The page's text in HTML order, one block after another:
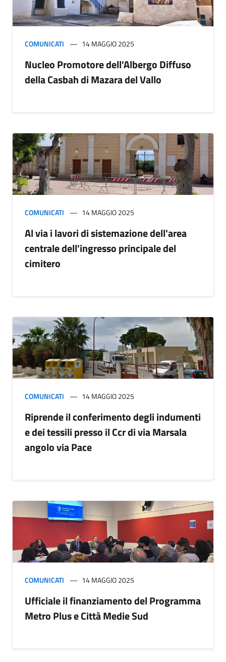
COMUNICATI 14 MAGGIO 2025
Nucleo Promotore dell'Albergo Diffuso
della Casbah di Mazara del Vallo
COMUNICATI 14 MAGGIO 2025
Al via i lavori di sistemazione dell'area
centrale dell'ingresso principale del
cimitero
COMUNICATI 14 MAGGIO 2025
Riprende il conferimento degli indumenti
e dei tessili presso il Ccr di via Marsala
angolo via Pace
COMUNICATI 14 MAGGIO 2025
Ufficiale il finanziamento del Programma
Metro Plus e Città Medie Sud